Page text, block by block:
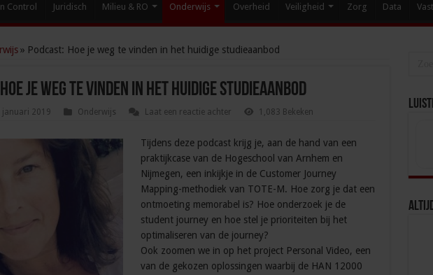
Control Juridisch Milieu & RO Onderwijs Overheid Veiligheid Zorg Data
» Podcast: Hoe je weg te vinden in het huidige studieaanbod
je weg te vinden in het huidige studieaanbod
januari 2019 Onderwijs Laat een reactie achter 1,083 Bekeken
Tijdens deze podcast krijg je, aan de hand van een
praktijkcase van de Hogeschool van Arnhem en
Nijmegen, een inkijkje in de Customer Journey
Mapping-methodiek van TOTE-M. Hoe zorg je dat een
ontmoeting memorabel is? Hoe onderzoek je de
student journey en hoe stel je prioriteiten bij het
optimaliseren van de journey?
Ook zoomen we in op het project Personal Video, een
van de gekozen oplossingen waarbij de HAN 12000